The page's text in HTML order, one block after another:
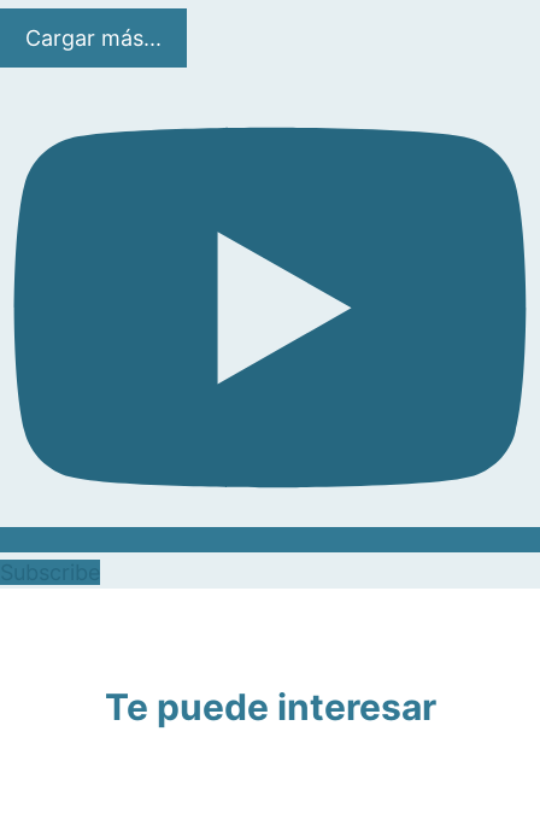
Cargar más...
Te puede interesar